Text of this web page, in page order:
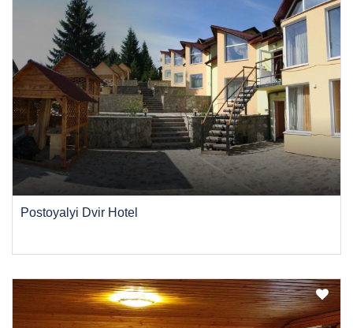
Postoyalyi Dvir Hotel